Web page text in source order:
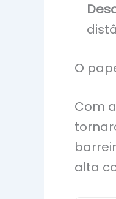
O
Com
alta